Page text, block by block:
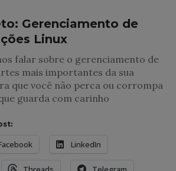
Gerenciamento de
Linux
falar sobre o gerenciamento de
mais importantes da sua
que você não perca ou corrompa
guarda com carinho
LinkedIn